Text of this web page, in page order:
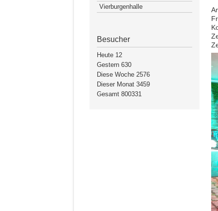
Vierburgenhalle
Besucher
Heute 12
Gestern 630
Diese Woche 2576
Dieser Monat 3459
Gesamt 800331